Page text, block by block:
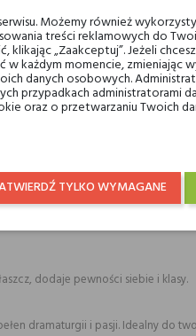
Dla tych, którzy szukają
który przyciąga uwagę, a
dodaje pewności siebie i klasy.
dramaturgii i pasji. Idealny do
Możemy również
treści reklamowych do
„Zaakceptuj”. Jeżeli
każdym momencie, zmieniając
danych osobowych.
przypadkach administratorami
oraz o przetwarzaniu Twoich
TYLKO WYMAGANE